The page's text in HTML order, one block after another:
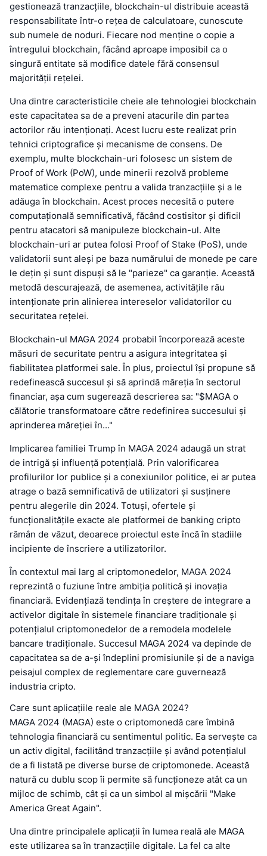
gestionează tranzacțiile, blockchain-ul distribuie această
responsabilitate într-o rețea de calculatoare, cunoscute
sub numele de noduri. Fiecare nod menține o copie a
întregului blockchain, făcând aproape imposibil ca o
singură entitate să modifice datele fără consensul
majorității rețelei.
Una dintre caracteristicile cheie ale tehnologiei blockchain
este capacitatea sa de a preveni atacurile din partea
actorilor rău intenționați. Acest lucru este realizat prin
tehnici criptografice și mecanisme de consens. De
exemplu, multe blockchain-uri folosesc un sistem de
Proof of Work (PoW), unde minerii rezolvă probleme
matematice complexe pentru a valida tranzacțiile și a le
adăuga în blockchain. Acest proces necesită o putere
computațională semnificativă, făcând costisitor și dificil
pentru atacatori să manipuleze blockchain-ul. Alte
blockchain-uri ar putea folosi Proof of Stake (PoS), unde
validatorii sunt aleși pe baza numărului de monede pe care
le dețin și sunt dispuși să le "parieze" ca garanție. Această
metodă descurajează, de asemenea, activitățile rău
intenționate prin alinierea intereselor validatorilor cu
securitatea rețelei.
Blockchain-ul MAGA 2024 probabil încorporează aceste
măsuri de securitate pentru a asigura integritatea și
fiabilitatea platformei sale. În plus, proiectul își propune să
redefinească succesul și să aprindă măreția în sectorul
financiar, așa cum sugerează descrierea sa: "$MAGA o
călătorie transformatoare către redefinirea succesului și
aprinderea măreției în..."
Implicarea familiei Trump în MAGA 2024 adaugă un strat
de intrigă și influență potențială. Prin valorificarea
profilurilor lor publice și a conexiunilor politice, ei ar putea
atrage o bază semnificativă de utilizatori și susținere
pentru alegerile din 2024. Totuși, ofertele și
funcționalitățile exacte ale platformei de banking cripto
rămân de văzut, deoarece proiectul este încă în stadiile
incipiente de înscriere a utilizatorilor.
În contextul mai larg al criptomonedelor, MAGA 2024
reprezintă o fuziune între ambiția politică și inovația
financiară. Evidențiază tendința în creștere de integrare a
activelor digitale în sistemele financiare tradiționale și
potențialul criptomonedelor de a remodela modelele
bancare tradiționale. Succesul MAGA 2024 va depinde de
capacitatea sa de a-și îndeplini promisiunile și de a naviga
peisajul complex de reglementare care guvernează
industria cripto.
Care sunt aplicațiile reale ale MAGA 2024?
MAGA 2024 (MAGA) este o criptomonedă care îmbină
tehnologia financiară cu sentimentul politic. Ea servește ca
un activ digital, facilitând tranzacțiile și având potențialul
de a fi listată pe diverse burse de criptomonede. Această
natură cu dublu scop îi permite să funcționeze atât ca un
mijloc de schimb, cât și ca un simbol al mișcării "Make
America Great Again".
Una dintre principalele aplicații în lumea reală ale MAGA
este utilizarea sa în tranzacțiile digitale. La fel ca alte